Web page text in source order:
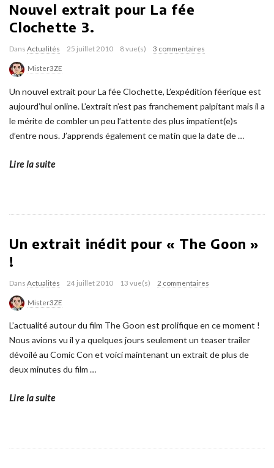
Nouvel extrait pour La fée
Clochette 3.
Dans Actualités 25 juillet 2010 8 vue(s) 3 commentaires
Mister3ZE
Un nouvel extrait pour La fée Clochette, L’expédition féerique est
aujourd’hui online. L’extrait n’est pas franchement palpitant mais il a
le mérite de combler un peu l’attente des plus impatient(e)s
d’entre nous. J’apprends également ce matin que la date de…
Lire la suite
Un extrait inédit pour « The Goon »
!
Dans Actualités 24 juillet 2010 13 vue(s) 2 commentaires
Mister3ZE
L’actualité autour du film The Goon est prolifique en ce moment !
Nous avions vu il y a quelques jours seulement un teaser trailer
dévoilé au Comic Con et voici maintenant un extrait de plus de
deux minutes du film …
Lire la suite